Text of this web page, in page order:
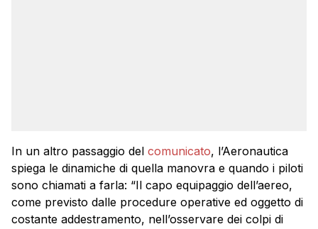
In un altro passaggio del comunicato, l’Aeronautica
spiega le dinamiche di quella manovra e quando i piloti
sono chiamati a farla: “Il capo equipaggio dell’aereo,
come previsto dalle procedure operative ed oggetto di
costante addestramento, nell’osservare dei colpi di